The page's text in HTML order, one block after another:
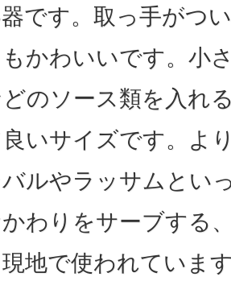
です。取っ手がつ
かわいいです。小
のソース類を入れ
いサイズです。よ
ルやラッサムとい
わりをサーブする
地で使われていま